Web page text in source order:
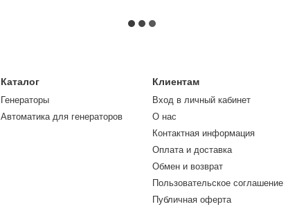
Каталог
Генераторы
Автоматика для генераторов
Клиентам
Вход в личный кабинет
О нас
Контактная информация
Оплата и доставка
Обмен и возврат
Пользовательское соглашение
Публичная оферта